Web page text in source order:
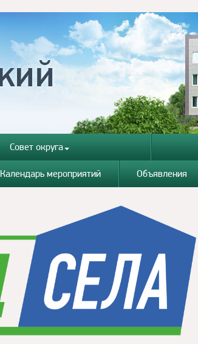
Совет округа
Календарь мероприятий Объявления